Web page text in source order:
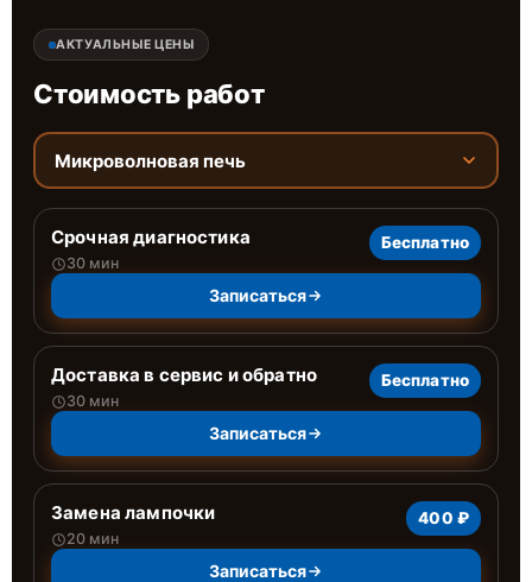
АКТУАЛЬНЫЕ ЦЕНЫ
Стоимость работ
Микроволновая печь
Срочная диагностика
30 мин
Бесплатно
Записаться
Доставка в сервис и обратно
30 мин
Бесплатно
Записаться
Замена лампочки
20 мин
400 ₽
Записаться